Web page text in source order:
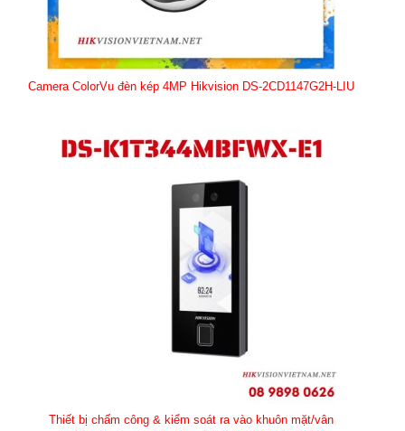
Camera ColorVu đèn kép 4MP Hikvision DS-2CD1147G2H-LIU
Thiết bị chấm công & kiểm soát ra vào khuôn mặt/vân